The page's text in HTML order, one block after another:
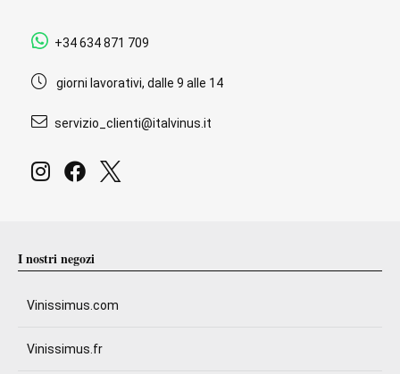
+34 634 871 709
giorni lavorativi, dalle 9 alle 14
servizio_clienti@italvinus.it
I nostri negozi
Vinissimus.com
Vinissimus.fr